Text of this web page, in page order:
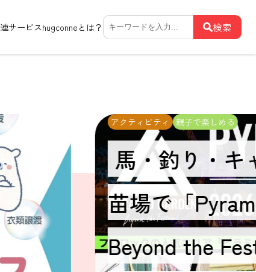
サービスhugconneとは？ 検
索:
検索
アクティビティ 親子で楽しめる
馬・釣り・キ
苗場で「
Beyond the